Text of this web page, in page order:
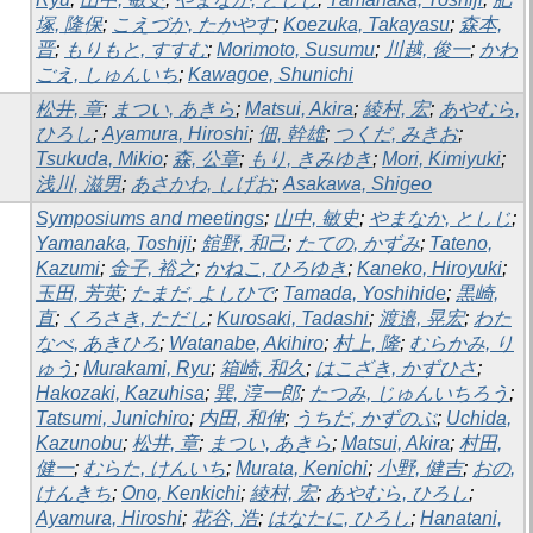
塚, 隆保; こえづか, たかやす; Koezuka, Takayasu; 森本,
晋; もりもと, すすむ; Morimoto, Susumu; 川越, 俊一; かわ
ごえ, しゅんいち; Kawagoe, Shunichi
松井, 章; まつい, あきら; Matsui, Akira; 綾村, 宏; あやむら,
ひろし; Ayamura, Hiroshi; 佃, 幹雄; つくだ, みきお;
Tsukuda, Mikio; 森, 公章; もり, きみゆき; Mori, Kimiyuki;
浅川, 滋男; あさかわ, しげお; Asakawa, Shigeo
Symposiums and meetings; 山中, 敏史; やまなか, としじ;
Yamanaka, Toshiji; 舘野, 和己; たての, かずみ; Tateno,
Kazumi; 金子, 裕之; かねこ, ひろゆき; Kaneko, Hiroyuki;
玉田, 芳英; たまだ, よしひで; Tamada, Yoshihide; 黒崎,
直; くろさき, ただし; Kurosaki, Tadashi; 渡邉, 晃宏; わた
なべ, あきひろ; Watanabe, Akihiro; 村上, 隆; むらかみ, り
ゅう ; Murakami, Ryu; 箱崎, 和久; はこざき, かずひさ;
Hakozaki, Kazuhisa; 巽, 淳一郎; たつみ, じゅんいちろう ;
Tatsumi, Junichiro; 内田, 和伸; うちだ, かずのぶ; Uchida,
Kazunobu; 松井, 章; まつい, あきら; Matsui, Akira; 村田,
健一; むらた, けんいち; Murata, Kenichi; 小野, 健吉; おの,
けんきち; Ono, Kenkichi; 綾村, 宏; あやむら, ひろし;
Ayamura, Hiroshi; 花谷, 浩; はなたに, ひろし; Hanatani,